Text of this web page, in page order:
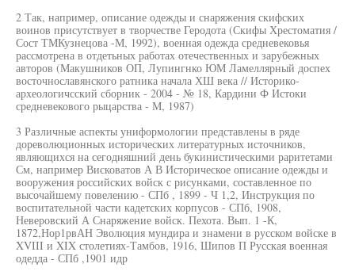
2 Так, например, описание одежды и снаряжения скифских
воинов присутствует в творчестве Геродота (Скифы Хрестоматия /
Сост ТМКузнецова -М, 1992), военная одежда средневековья
рассмотрена в отдетьных работах отечественных и зарубежных
авторов (Макушников ОП, Лупингнко ЮМ Ламеллярный доспех
восточнославянского ратника начала ХШ века // Историко-
археологичсский сборник - 2004 - № 18, Кардини Ф Истоки
средневекового рыцарства - М, 1987)
3 Различные аспекты униформологии представлены в ряде
дореволюционных исторических литературных источников,
являющихся на сегодняшний день букинистическими раритетами
См, например Висковатов А В Историческое описание одежды и
вооружения российских войск с рисунками, составленное по
высочайшему повелению - СПб , 1899 - Ч 1,2, Инструкция по
воспитательной части кадетских корпусов - СПб, 1908,
Неверовский А Снаряжение войск. Пехота. Вып. 1 -К,
1872,Нор1рвАН Эволюция мундира и знамени в русском войске в
XVIII и XIX столетиях-Тамбов, 1916, Шипов П Русская военная
одедда - СПб ,1901 идр